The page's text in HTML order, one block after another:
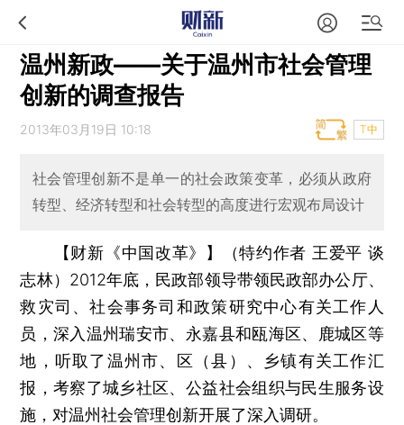
温州新政——关于温州市社会管理
创新的调查报告
2013年03月19日 10:18 T中
社会管理创新不是单一的社会政策变革，必须从政府
转型、经济转型和社会转型的高度进行宏观布局设计
【财新《中国改革》】（特约作者 王爱平 谈
志林） 2012年底，民政部领导带领民政部办公厅、
救灾司、社会事务司和政策研究中心有关工作人
员，深入温州瑞安市、永嘉县和瓯海区、鹿城区等
地，听取了温州市、区（县）、乡镇有关工作汇
报，考察了城乡社区、公益社会组织与民生服务设
施，对温州社会管理创新开展了深入调研。